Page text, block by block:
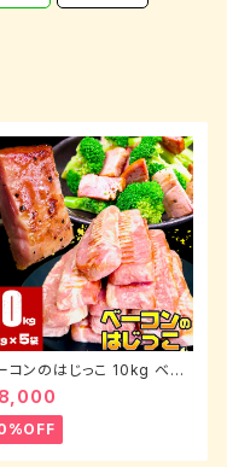
コンのはじっこ 10kg ベー
のヘタ ベーコンブロック ベ
ン切り落とし 業務用ベーコ
ーコン ブロック 【はじっこ
訳あり】